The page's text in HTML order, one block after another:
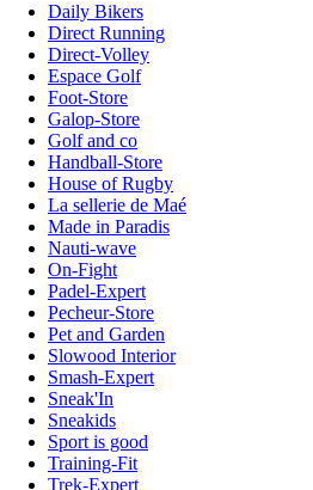
Daily Bikers
Direct Running
Direct-Volley
Espace Golf
Foot-Store
Galop-Store
Golf and co
Handball-Store
House of Rugby
La sellerie de Maé
Made in Paradis
Nauti-wave
On-Fight
Padel-Expert
Pecheur-Store
Pet and Garden
Slowood Interior
Smash-Expert
Sneak'In
Sneakids
Sport is good
Training-Fit
Trek-Expert